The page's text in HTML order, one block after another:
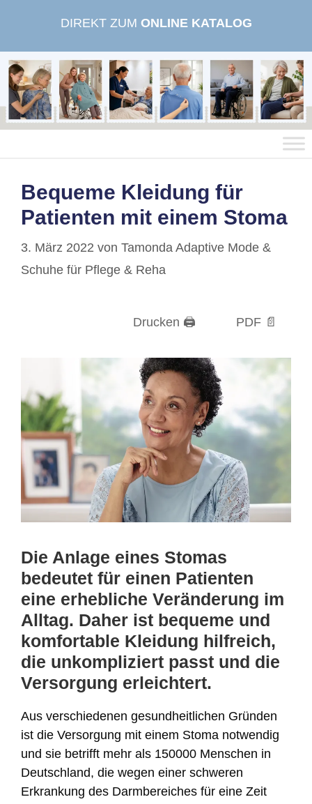
DIREKT ZUM ONLINE KATALOG
Bequeme Kleidung für
Patienten mit einem Stoma
3. März 2022 von Tamonda Adaptive Mode &
Schuhe für Pflege & Reha
Drucken 🖨 PDF 📄
Die Anlage eines Stomas
bedeutet für einen Patienten
eine erhebliche Veränderung im
Alltag. Daher ist bequeme und
komfortable Kleidung hilfreich,
die unkompliziert passt und die
Versorgung erleichtert.
Aus verschiedenen gesundheitlichen Gründen
ist die Versorgung mit einem Stoma notwendig
und sie betrifft mehr als 150000 Menschen in
Deutschland, die wegen einer schweren
Erkrankung des Darmbereiches für eine Zeit